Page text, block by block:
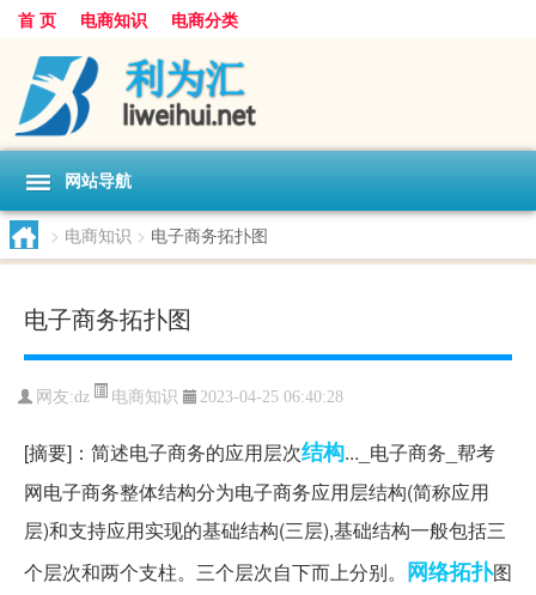
首 页 电商知识 电商分类
网站导航
> 电商知识 > 电子商务拓扑图
电子商务拓扑图
网友:dz 电商知识 2023-04-25 06:40:28
[摘要]：简述电子商务的应用层次结构..._电子商务_帮考
网电子商务整体结构分为电子商务应用层结构(简称应用
层)和支持应用实现的基础结构(三层),基础结构一般包括三
个层次和两个支柱。三个层次自下而上分别。 网络拓扑图